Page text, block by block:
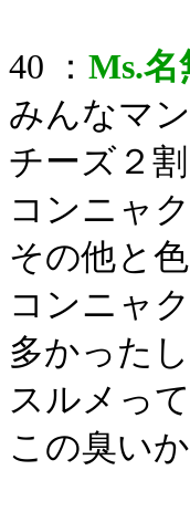
40 ： Ms.名
みんなマ
チーズ２割
コンニャ
その他と
コンニャ
多かったし
スルメっ
この臭い